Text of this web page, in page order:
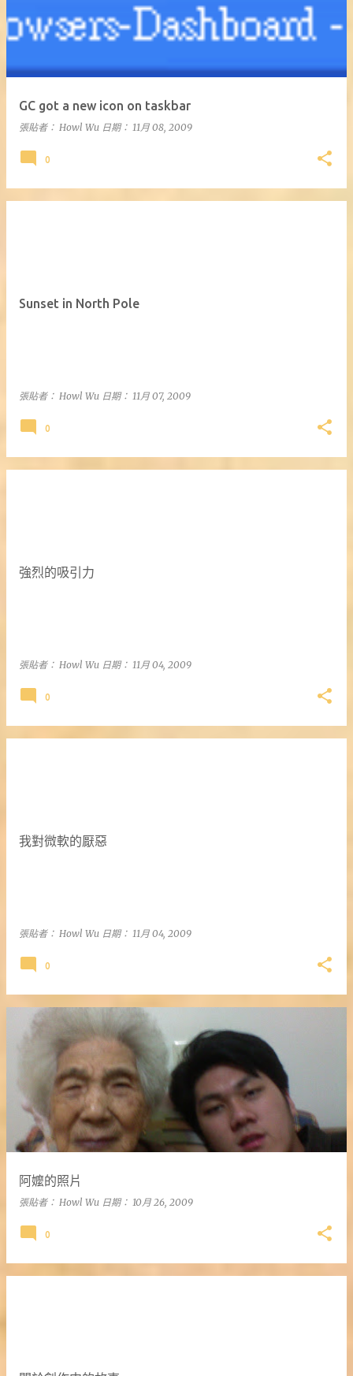
GC got a new icon on taskbar
張貼者： Howl Wu 日期： 11月 08, 2009
0
Sunset in North Pole
張貼者： Howl Wu 日期： 11月 07, 2009
0
強烈的吸引力
張貼者： Howl Wu 日期： 11月 04, 2009
0
我對微軟的厭惡
張貼者： Howl Wu 日期： 11月 04, 2009
0
阿嬤的照片
張貼者： Howl Wu 日期： 10月 26, 2009
0